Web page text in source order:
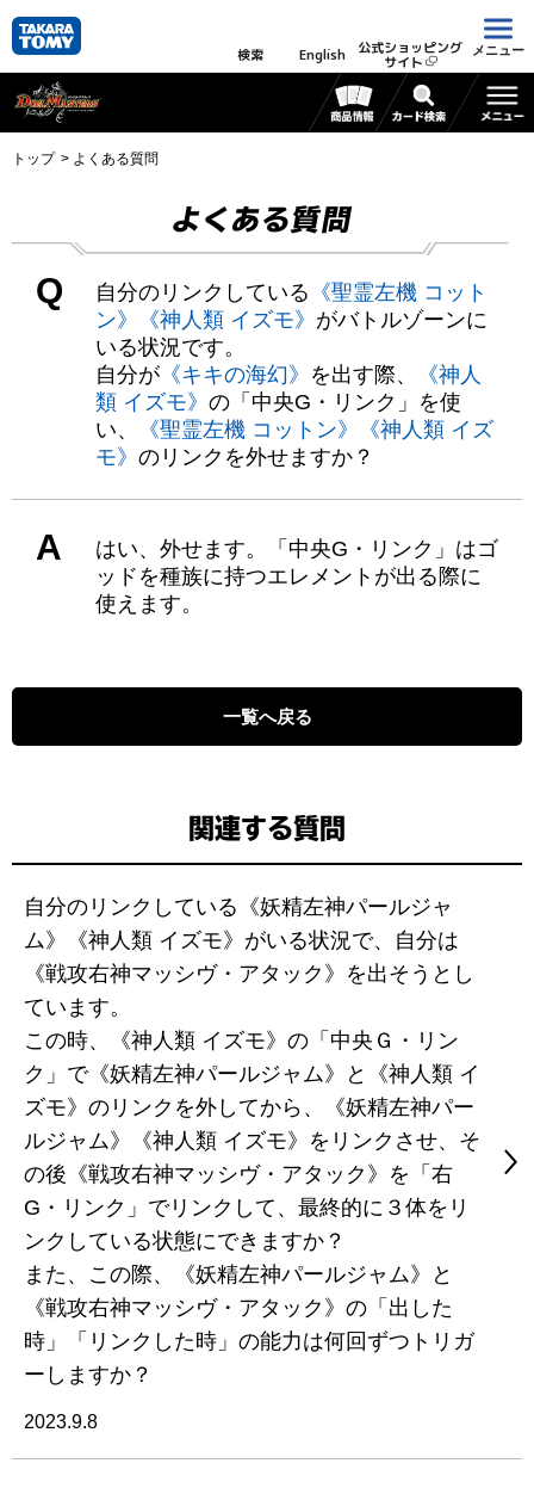
検索 English 公式ショッピング
サイト
メニュー
トップ よくある質問
よくある質問
Q 自分のリンクしている 《聖霊左機 コット
ン》
《神人類 イズモ》 がバトルゾーンに
いる状況です。
自分が 《キキの海幻》 を出す際、
《神人
類 イズモ》 の「中央G・リンク」を使
い、
《聖霊左機 コットン》
《神人類 イズ
モ》 のリンクを外せますか？
A
はい、外せます。「中央G・リンク」はゴ
ッドを種族に持つエレメントが出る際に
使えます。
一覧へ戻る
関連する質問
自分のリンクしている《妖精左神パールジャ
ム》《神人類 イズモ》がいる状況で、自分は
《戦攻右神マッシヴ・アタック》を出そうとし
ています。
この時、《神人類 イズモ》の「中央Ｇ・リン
ク」で《妖精左神パールジャム》と《神人類 イ
ズモ》のリンクを外してから、《妖精左神パー
ルジャム》《神人類 イズモ》をリンクさせ、そ
の後《戦攻右神マッシヴ・アタック》を「右
G・リンク」でリンクして、最終的に３体をリ
ンクしている状態にできますか？
また、この際、《妖精左神パールジャム》と
《戦攻右神マッシヴ・アタック》の「出した
時」「リンクした時」の能力は何回ずつトリガ
ーしますか？
2023.9.8